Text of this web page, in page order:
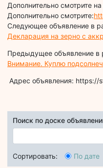
Дополнительно смотрите на
Дополнительно смотрите:
Следующее объявление в
Декларация на зерно с
Предыдущее объявление в
Внимание. Куплю
Адрес объявления: https://
Поиск по доске
Сортировать: По дате